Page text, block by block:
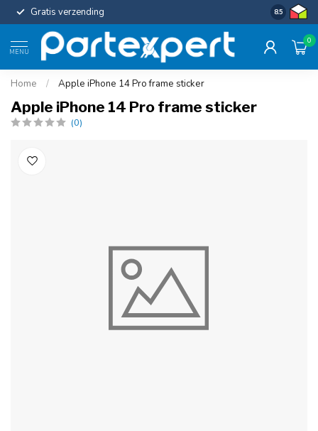
Gratis verzending Uniforme
8.5
MENU
0
Home / Apple iPhone 14 Pro frame sticker
Apple iPhone 14 Pro frame sticker
(0)